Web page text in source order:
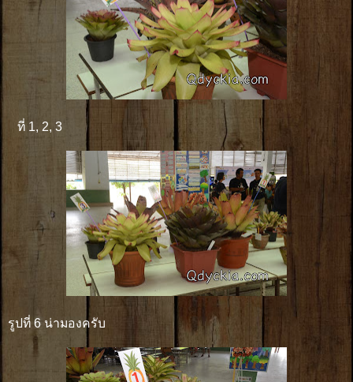
ที่ 1, 2, 3
รูปที่ 6 น่ามองครับ